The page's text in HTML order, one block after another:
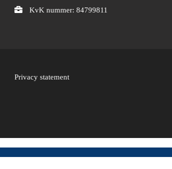
KvK nummer: 84799811
Privacy statement